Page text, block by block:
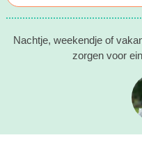
Nachtje, weekendje of
zorgen voor